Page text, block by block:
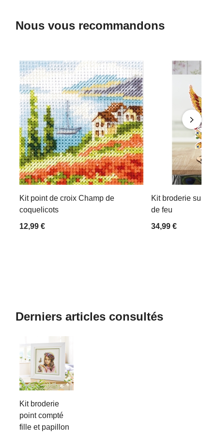
Nous vous recommandons
Kit point de croix Champ de
coquelicots
12,99 €
Kit broderie
de feu
34,99 €
Derniers articles consultés
Kit broderie
point compté
fille et papillon